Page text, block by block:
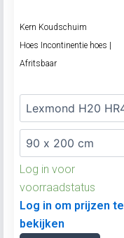
Kern Koudschuim
Hoes Incontinentie hoes |
Afritsbaar
Log in voor
voorraadstatus
Log in om prijzen te
bekijken